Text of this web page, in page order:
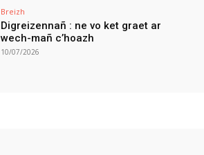
Breizh
Digreizennañ : ne vo ket graet ar
wech-mañ c’hoazh
10/07/2026